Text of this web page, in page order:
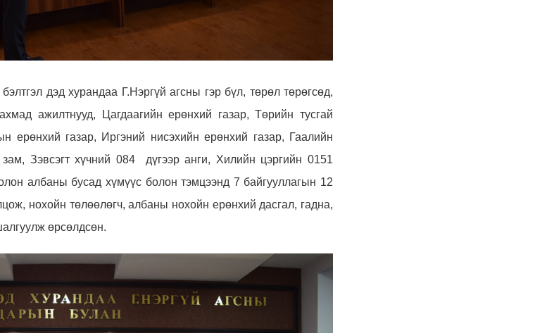
дэд хурандаа Г.Нэргүй агсны гэр бүл, төрөл төрөгсөд,
ажилтнууд, Цагдаагийн ерөнхий газар, Төрийн тусгай
ерөнхий газар, Иргэний нисэхийн ерөнхий газар, Гаалийн
Зэвсэгт хүчний 084 дүгээр анги, Хилийн цэргийн 0151
албаны бусад хүмүүс болон тэмцээнд 7 байгууллагын 12
нохойн төлөөлөгч,албаны нохойн ерөнхий дасгал, гадна,
өрсөлдсөн.